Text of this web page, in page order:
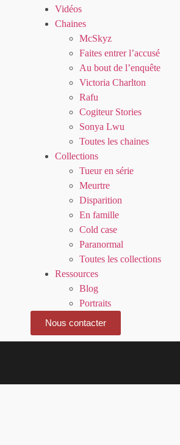
Vidéos
Chaines
McSkyz
Faites entrer l’accusé
Au bout de l’enquête
Victoria Charlton
Rafu
Cogiteur Stories
Sonya Lwu
Toutes les chaines
Collections
Tueur en série
Meurtre
Disparition
En famille
Cold case
Paranormal
Toutes les collections
Ressources
Blog
Portraits
Nous contacter